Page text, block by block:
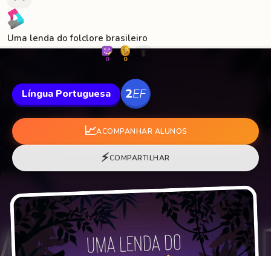
Uma lenda do folclore brasileiro
0 0 🐛
Língua Portuguesa
📈ACOMPANHAR ALUNOS
⚡COMPARTILHAR